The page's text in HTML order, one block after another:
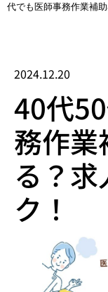
代でも医師事務作業補
2024.12.20
40代
務作業
る？
ク！